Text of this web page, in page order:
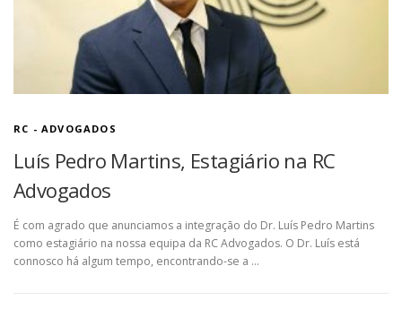
RC - ADVOGADOS
Luís Pedro Martins, Estagiário na RC
Advogados
É com agrado que anunciamos a integração do Dr. Luís Pedro Martins
como estagiário na nossa equipa da RC Advogados. O Dr. Luís está
connosco há algum tempo, encontrando-se a …